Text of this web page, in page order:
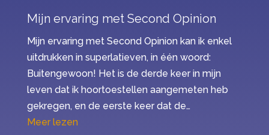
Mijn ervaring met Second Opinion
Mijn ervaring met Second Opinion kan ik enkel
uitdrukken in superlatieven, in één woord:
Buitengewoon! Het is de derde keer in mijn
leven dat ik hoortoestellen aangemeten heb
gekregen, en de eerste keer dat de…
Meer lezen“Mijn ervaring met Second Opinion”